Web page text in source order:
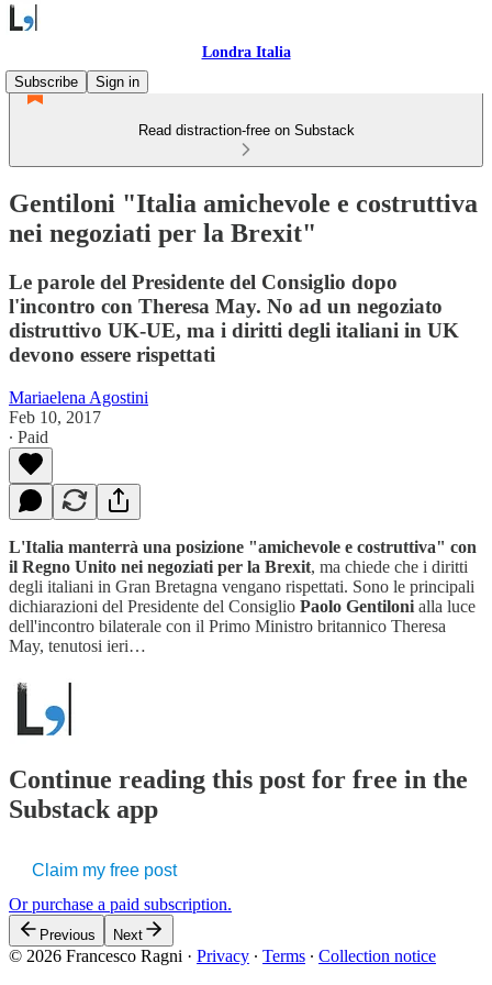
Londra Italia
Subscribe
Sign in
Read distraction-free on Substack
Gentiloni "Italia amichevole e costruttiva
nei negoziati per la Brexit"
Le parole del Presidente del Consiglio dopo
l'incontro con Theresa May. No ad un negoziato
distruttivo UK-UE, ma i diritti degli italiani in UK
devono essere rispettati
Mariaelena Agostini
Feb 10, 2017
∙ Paid
L'Italia manterrà una posizione "amichevole e costruttiva" con
il Regno Unito nei negoziati per la Brexit, ma chiede che i diritti
degli italiani in Gran Bretagna vengano rispettati. Sono le principali
dichiarazioni del Presidente del Consiglio Paolo Gentiloni alla luce
dell'incontro bilaterale con il Primo Ministro britannico Theresa
May, tenutosi ieri…
Continue reading this post for free in the
Substack app
Claim my free post
Or purchase a paid subscription.
Previous Next
© 2026 Francesco Ragni · Privacy ∙ Terms ∙ Collection notice